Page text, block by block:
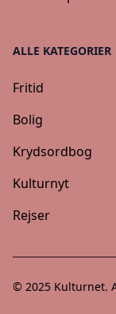
ALLE KATEGORIER
Fritid
Bolig
Krydsordbog
Kulturnyt
Rejser
© 2025 Kulturnet.